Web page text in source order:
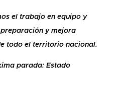
el trabajo en equipo y
y mejora
todo el territorio nacional.
parada: Estado